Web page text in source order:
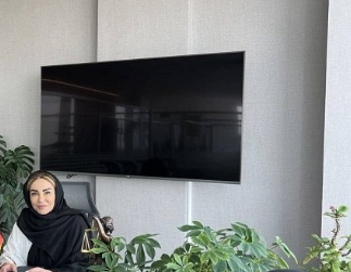
| لیزر فوتونا برای بهبود قطعی استریا
یک‌ طرفه تا دو طرفه، روایت هوشمندی در معماری فروشگاه